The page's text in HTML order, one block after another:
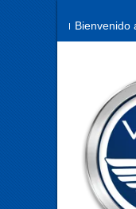
Bienvenido